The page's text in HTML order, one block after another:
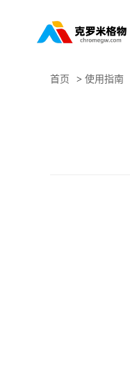
首页 > 使用指南